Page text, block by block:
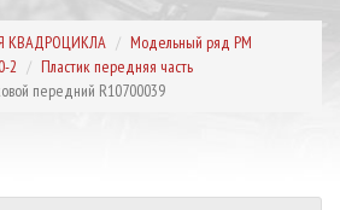
КВАДРОЦИКЛА
Модельный ряд РМ
2
Пластик передняя часть
передний R10700039